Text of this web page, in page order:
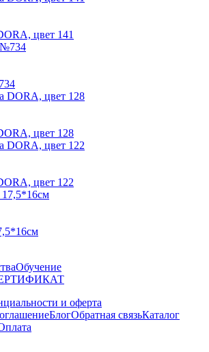
цвет 141
цвет 128
цвет 122
Обучение
и оферта
БлогОбратная связьКаталог